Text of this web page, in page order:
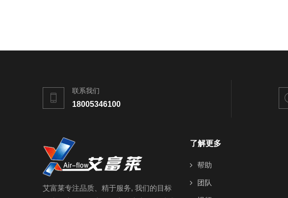
联系我们
18005346100
艾富莱专注品质、精于服务, 我们的目标
了解更多
帮助
团队